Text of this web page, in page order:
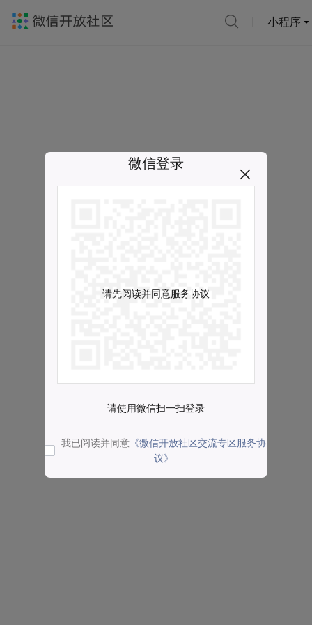
小程序
微信登录
请先阅读并同意服务协议
请使用微信扫一扫登录
我已阅读并同意 《微信开放社区交流专区服务协
议》